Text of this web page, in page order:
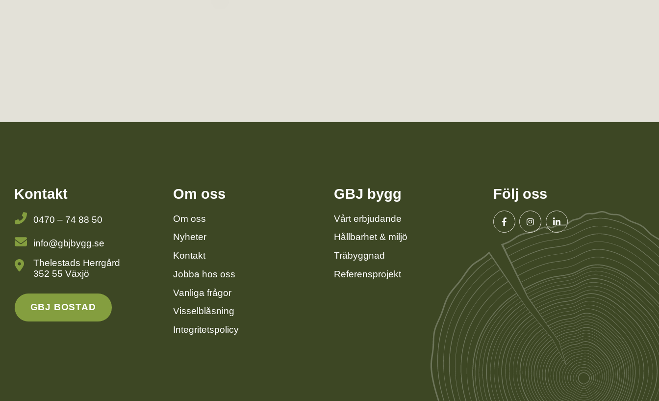
Kontakt
0470 – 74 88 50
info@gbjbygg.se
Thelestads Herrgård
352 55 Växjö
GBJ BOSTAD
Om oss
Om oss
Nyheter
Kontakt
Jobba hos oss
Vanliga frågor
Visselblåsning
Integritetspolicy
GBJ bygg
Vårt erbjudande
Hållbarhet & miljö
Träbyggnad
Referensprojekt
Följ oss
FacebookInstagramLinkedin